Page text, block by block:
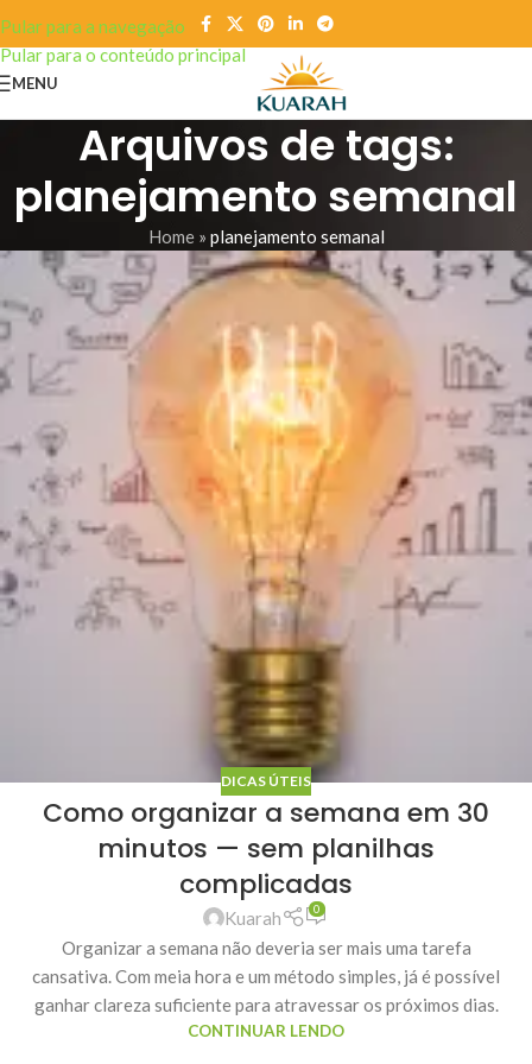
Pular para a navegação
Pular para o conteúdo principal
MENU
Arquivos de tags:
planejamento semanal
Home» planejamento semanal
DICAS ÚTEIS
Como organizar a semana em 30
minutos — sem planilhas
complicadas
Kuarah 0
Organizar a semana não deveria ser mais uma tarefa
cansativa. Com meia hora e um método simples, já é possível
ganhar clareza suficiente para atravessar os próximos dias.
CONTINUAR LENDO